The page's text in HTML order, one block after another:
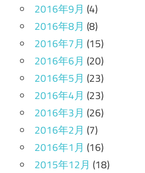
2016年9月 (4)
2016年8月 (8)
2016年7月 (15)
2016年6月 (20)
2016年5月 (23)
2016年4月 (23)
2016年3月 (26)
2016年2月 (7)
2016年1月 (16)
2015年12月 (18)